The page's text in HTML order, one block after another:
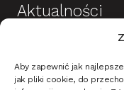
Aby zapewnić jak
jak pliki cookie, do
Aktualności
Budowa i
inwestycja